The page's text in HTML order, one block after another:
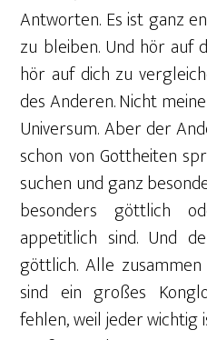
Antworten. Es ist ganz
zu bleiben. Und hör auf
hör auf dich zu
des Anderen. Nicht
Universum. Aber der
schon von Gottheiten
suchen und ganz
besonders göttlich
appetitlich sind. Und
göttlich. Alle
sind ein großes
fehlen, weil jeder wichtig